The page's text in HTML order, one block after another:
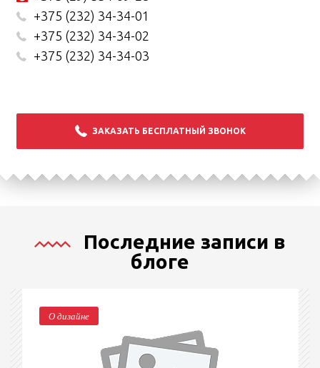
+375 (232) 34-34-01
+375 (232) 34-34-02
+375 (232) 34-34-03
ЗАКАЗАТЬ БЕСПЛАТНЫЙ ЗВОНОК
Последние записи в
блоге
О дизайне